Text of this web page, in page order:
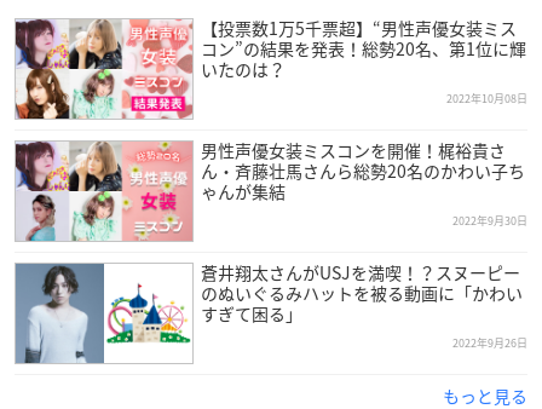
【投票数1万5千票超】“男性声優女装ミス
コン”の結果を発表！総勢20名、第1位に輝
いたのは？
2022年10月08日
男性声優女装ミスコンを開催！梶裕貴さ
ん・斉藤壮馬さんら総勢20名のかわい子ち
ゃんが集結
2022年9月30日
蒼井翔太さんがUSJを満喫！？スヌーピー
のぬいぐるみハットを被る動画に「かわい
すぎて困る」
2022年9月26日
もっと見る